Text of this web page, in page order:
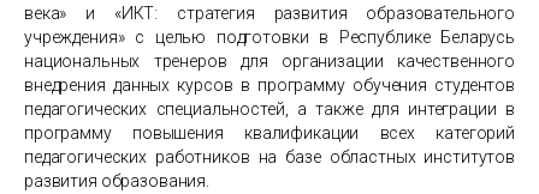
века» и «ИКТ: стратегия развития образовательного
учреждения» с целью подготовки в Республике Беларусь
национальных тренеров для организации качественного
внедрения данных курсов в программу обучения студентов
педагогических специальностей, а также для интеграции в
программу повышения квалификации всех категорий
педагогических работников на базе областных институтов
развития образования.